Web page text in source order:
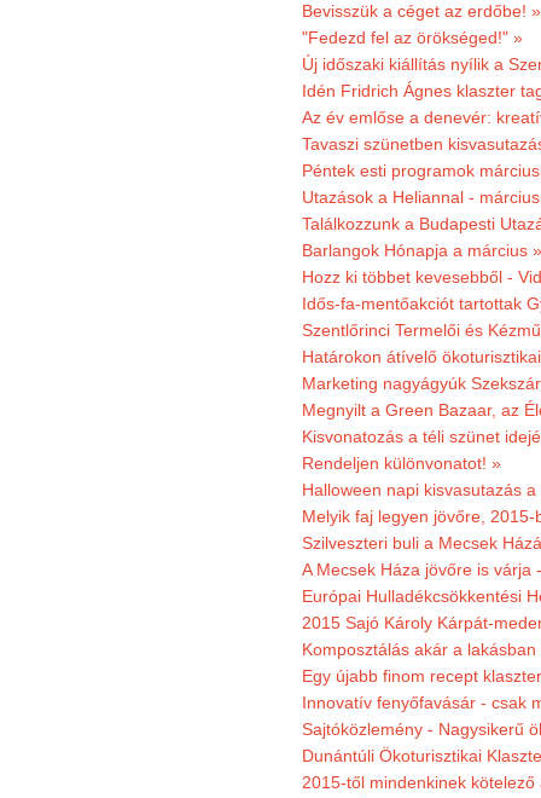
Bevisszük a céget az erdőbe! »
"Fedezd fel az örökséged!" »
Új időszaki kiállítás nyílik a
Idén Fridrich Ágnes klaszter
Az év emlőse a denevér:
Tavaszi szünetben
Péntek esti programok
Utazások a Heliannal -
Találkozzunk a Budapesti
Barlangok Hónapja a március »
Hozz ki többet kevesebből -
Idős-fa-mentőakciót tartottak
Szentlőrinci Termelői és
Határokon átívelő
Marketing nagyágyúk
Megnyilt a Green Bazaar, az
Kisvonatozás a téli szünet
Rendeljen különvonatot! »
Halloween napi kisvasutazás
Melyik faj legyen jövőre,
Szilveszteri buli a Mecsek
A Mecsek Háza jövőre is várja
Európai Hulladékcsökkentési
2015 Sajó Károly Kárpát-
Komposztálás akár a lakásban
Egy újabb finom recept
Innovatív fenyőfavásár - csak
Sajtóközlemény - Nagysikerű
Dunántúli Ökoturisztikai
2015-től mindenkinek